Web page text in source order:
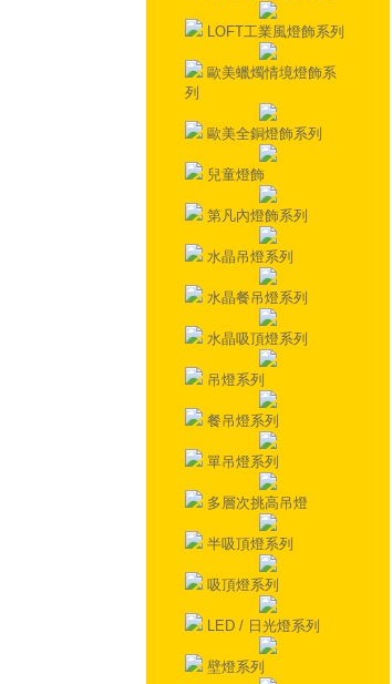
LOFT工業風燈飾系列
歐美蠟燭情境燈飾系
列
歐美全銅燈飾系列
兒童燈飾
第凡內燈飾系列
水晶吊燈系列
水晶餐吊燈系列
水晶吸頂燈系列
吊燈系列
餐吊燈系列
單吊燈系列
多層次挑高吊燈
半吸頂燈系列
吸頂燈系列
LED / 日光燈系列
壁燈系列